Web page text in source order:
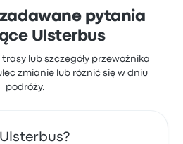
pytania
Ulsterbus
trasy lub szczegóły przewoźnika
zmianie lub różnić się w dniu
podróży.